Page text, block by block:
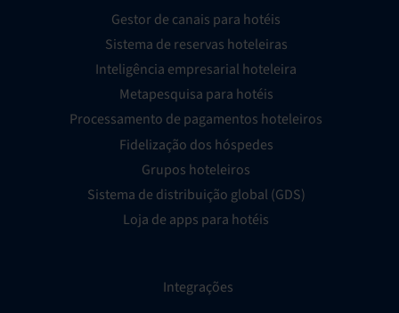
Gestor de canais para hotéis
Sistema de reservas hoteleiras
Inteligência empresarial hoteleira
Metapesquisa para hotéis
Processamento de pagamentos hoteleiros
Fidelização dos hóspedes
Grupos hoteleiros
Sistema de distribuição global (GDS)
Loja de apps para hotéis
Integrações